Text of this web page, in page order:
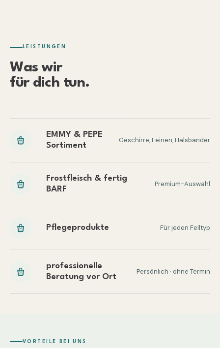
LEISTUNGEN
Was wir
für dich tun.
EMMY & PEPE
Sortiment
Geschirre, Leinen, Halsbänder
Frostfleisch & fertig
BARF
Premium-Auswahl
Pflegeprodukte Für jeden Felltyp
professionelle
Beratung vor Ort
Persönlich · ohne Termin
VORTEILE BEI UNS